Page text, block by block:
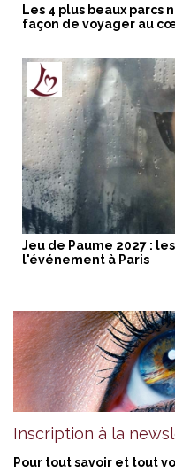
Les 4 plus beaux parcs
façon de voyager au
Jeu de Paume 2027 :
l'événement à Paris
Inscription à la
Pour tout savoir et tout